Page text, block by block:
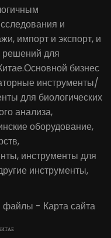
и
импорт и экспорт, и
для
бизнес
инструменты/
для биологических
анализа,
оборудование,
инструменты для
инструменты,
файлы - Карта сайта